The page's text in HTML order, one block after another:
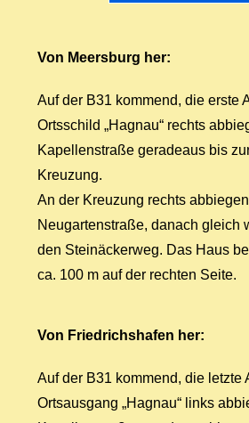
Von Meersburg her:
Auf der B31 kommend, die erste
Ortsschild „Hagnau“ rechts
Kapellenstraße geradeaus bis
Kreuzung.
An der Kreuzung rechts
Neugartenstraße, danach gleich
den Steinäckerweg. Das Haus
ca. 100 m auf der rechten Seite.
Von Friedrichshafen her:
Auf der B31 kommend, die letzte
Ortsausgang „Hagnau“ links